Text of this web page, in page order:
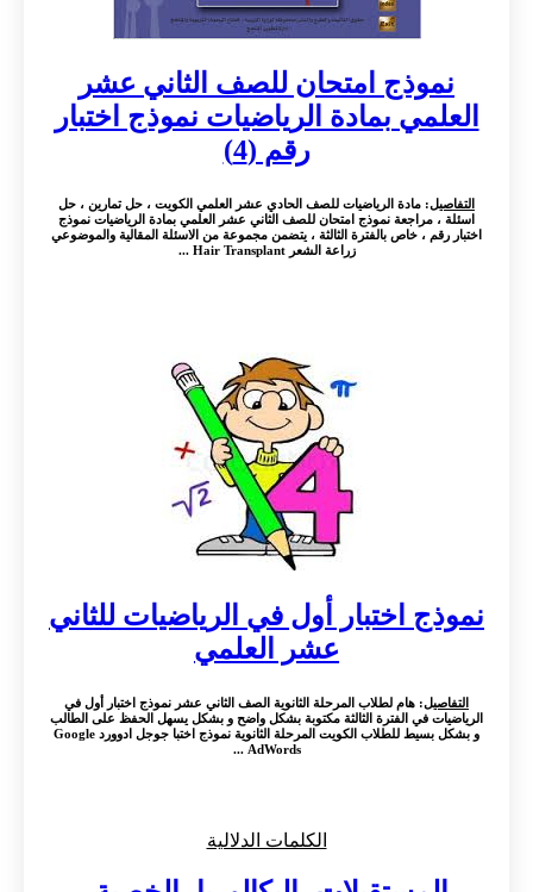
نموذج امتحان للصف الثاني عشر
العلمي بمادة الرياضيات نموذج اختبار
رقم (4)
التفاصيل: مادة الرياضيات للصف الحادي عشر العلمي الكويت ، حل تمارين ، حل
اسئلة ، مراجعة نموذج امتحان للصف الثاني عشر العلمي بمادة الرياضيات نموذج
اختبار رقم ، خاص بالفترة الثالثة ، يتضمن مجموعة من الاسئلة المقالية والموضوعي
زراعة الشعر Hair Transplant ...
نموذج اختبار أول في الرياضيات للثاني
عشر العلمي
التفاصيل: هام لطلاب المرحلة الثانوية الصف الثاني عشر نموذج اختبار أول في
الرياضيات في الفترة الثالثة مكتوبة بشكل واضح و بشكل يسهل الحفظ على الطالب
و بشكل بسيط للطلاب الكويت المرحلة الثانوية نموذج اختبا جوجل ادوورد Google
AdWords ...
الكلمات الدلالية